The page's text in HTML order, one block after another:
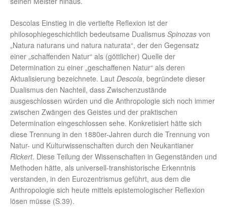
Descolas Einstieg in die vertiefte Reflexion ist der
philosophiegeschichtlich bedeutsame Dualismus Spinozas von
„Natura naturans und natura naturata“, der den Gegensatz
einer „schaffenden Natur“ als (göttlicher) Quelle der
Determination zu einer „geschaffenen Natur“ als deren
Aktualisierung bezeichnete. Laut Descola, begründete dieser
Dualismus den Nachteil, dass Zwischenzustände
ausgeschlossen würden und die Anthropologie sich noch immer
zwischen Zwängen des Geistes und der praktischen
Determination eingeschlossen sehe. Konkretisiert hätte sich
diese Trennung in den 1880er-Jahren durch die Trennung von
Natur- und Kulturwissenschaften durch den Neukantianer
Rickert. Diese Teilung der Wissenschaften in Gegenständen und
Methoden hätte, als universell-transhistorische Erkenntnis
verstanden, in den Eurozentrismus geführt, aus dem die
Anthropologie sich heute mittels epistemologischer Reflexion
lösen müsse (S.39).